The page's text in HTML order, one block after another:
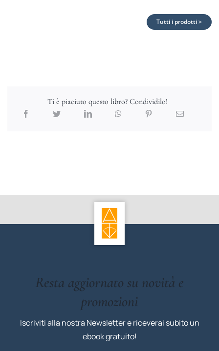
Tutti i prodotti >
Ti è piaciuto questo libro? Condividilo!
Resta aggiornato su novità e
promozioni
Iscriviti alla nostra Newsletter e riceverai subito un
ebook gratuito!